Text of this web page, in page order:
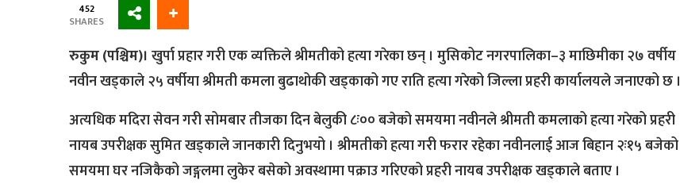
452
SHARES
रुकुम (पश्चिम)। खुर्पा प्रहार गरी एक व्यक्तिले श्रीमतीको हत्या गरेका छन् । मुसिकोट नगरपालिका–३ माछिमीका २७ वर्षीय
नवीन खड्काले २५ वर्षीया श्रीमती कमला बुढाथोकी खड्काको गए राति हत्या गरेको जिल्ला प्रहरी कार्यालयले जनाएको छ ।
अत्यधिक मदिरा सेवन गरी सोमबार तीजका दिन बेलुकी ८ः०० बजेको समयमा नवीनले श्रीमती कमलाको हत्या गरेको प्रहरी
नायब उपरीक्षक सुमित खड्काले जानकारी दिनुभयो । श्रीमतीको हत्या गरी फरार रहेका नवीनलाई आज बिहान २ः१५ बजेको
समयमा घर नजिकैको जङ्गलमा लुकेर बसेको अवस्थामा पक्राउ गरिएको प्रहरी नायब उपरीक्षक खड्काले बताए ।